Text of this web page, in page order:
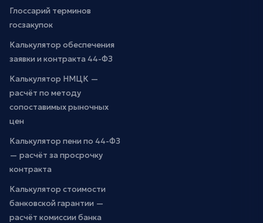
Глоссарий терминов
госзакупок
Калькулятор обеспечения
заявки и контракта 44-ФЗ
Калькулятор НМЦК —
расчёт по методу
сопоставимых рыночных
цен
Калькулятор пени по 44-ФЗ
— расчёт за просрочку
контракта
Калькулятор стоимости
банковской гарантии —
расчёт комиссии банка